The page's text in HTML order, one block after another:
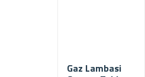
Gaz Lambasi